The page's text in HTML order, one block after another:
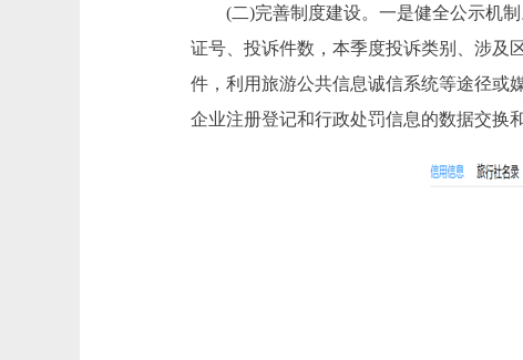
(二)完善制度建设。一是健全公示机制
证号、投诉件数，本季度投诉类别、涉及
件，利用旅游公共信息诚信系统等途径或
企业注册登记和行政处罚信息的数据交换